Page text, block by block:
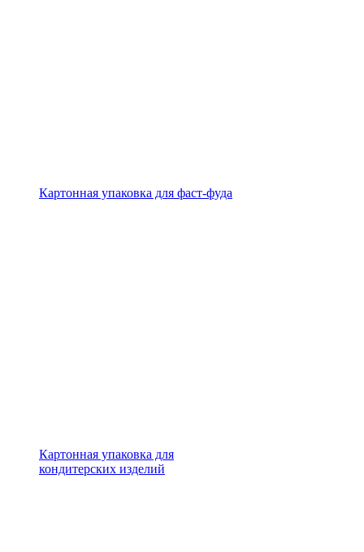
Картонная упаковка для фаст-фуда
Картонная упаковка для
кондитерских изделий